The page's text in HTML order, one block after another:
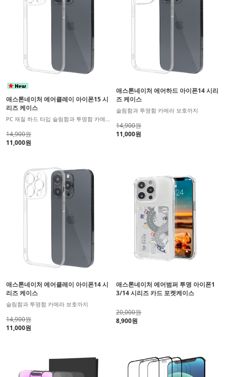
애스톤네이처 에어클레이 아이폰15 시
리즈 케이스
PC 재질 하드 타입 슬림함과 투명함 카메라 보호까지
14,900원
11,000원
애스톤네이처 에어하드 아이폰14 시리
즈 케이스
슬림함과 투명함 카메라 보호까지
14,900원
11,000원
애스톤네이처 에어클레이 아이폰14 시
리즈 케이스
슬림함과 투명함 카메라 보호까지
14,900원
11,000원
애스톤네이처 에어범퍼 투명 아이폰1
3/14 시리즈 카드 포켓케이스
20,000원
8,900원